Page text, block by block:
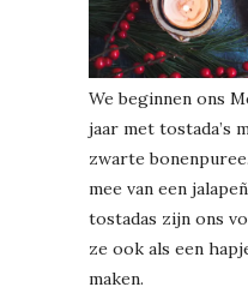
We beginnen ons
jaar met tostada’s
zwarte
mee van een
tostadas zijn ons
ze ook als een
maken.